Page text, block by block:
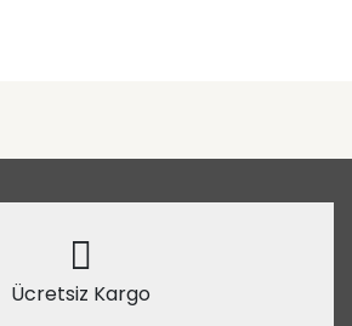
Ücretsiz Kargo